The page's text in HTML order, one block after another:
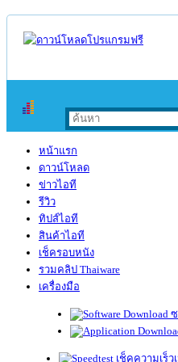
หน้าแรก
ดาวน์โหลด
ข่าวไอที
รีวิว
ทิปส์ไอที
สินค้าไอที
เช็ครอบหนัง
รวมคลิป Thaiware
เครื่องมือ
เช็คความเร็ว